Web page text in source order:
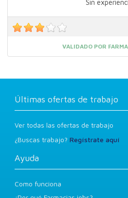
Sin
VALIDADO POR
Últimas ofertas de trabajo
Ver todas las ofertas de trabajo
¿Buscas trabajo? Regístrate aquí
Ayuda
Como funciona